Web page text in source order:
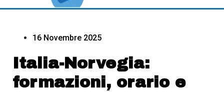
16 Novembre 2025
Italia-Norvegia:
formazioni, orario e